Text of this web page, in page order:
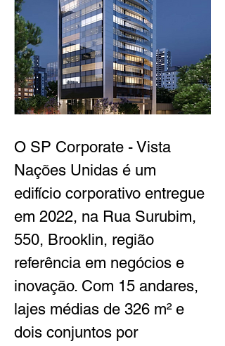
O SP Corporate - Vista
Nações Unidas é um
edifício corporativo entregue
em 2022, na Rua Surubim,
550, Brooklin, região
referência em negócios e
inovação. Com 15 andares,
lajes médias de 326 m² e
dois conjuntos por